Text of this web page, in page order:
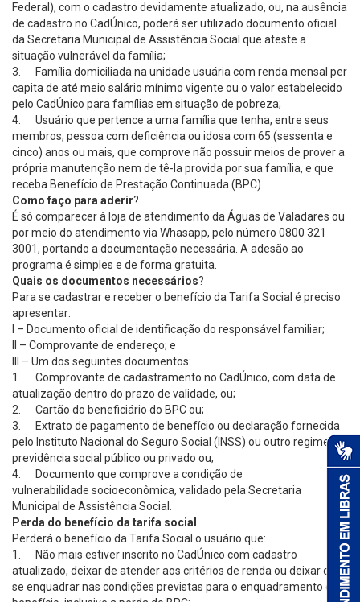
Federal), com o cadastro devidamente atualizado, ou, na ausência
de cadastro no CadÚnico, poderá ser utilizado documento oficial
da Secretaria Municipal de Assistência Social que ateste a
situação vulnerável da família;
3. Família domiciliada na unidade usuária com renda mensal per
capita de até meio salário mínimo vigente ou o valor estabelecido
pelo CadÚnico para famílias em situação de pobreza;
4. Usuário que pertence a uma família que tenha, entre seus
membros, pessoa com deficiência ou idosa com 65 (sessenta e
cinco) anos ou mais, que comprove não possuir meios de prover a
própria manutenção nem de tê-la provida por sua família, e que
receba Benefício de Prestação Continuada (BPC).
Como faço para aderir?
É só comparecer à loja de atendimento da Águas de Valadares ou
por meio do atendimento via Whasapp, pelo número 0800 321
3001, portando a documentação necessária. A adesão ao
programa é simples e de forma gratuita.
Quais os documentos necessários?
Para se cadastrar e receber o benefício da Tarifa Social é preciso
apresentar:
I – Documento oficial de identificação do responsável familiar;
II – Comprovante de endereço; e
III – Um dos seguintes documentos:
1. Comprovante de cadastramento no CadÚnico, com data de
atualização dentro do prazo de validade, ou;
2. Cartão do beneficiário do BPC ou;
3. Extrato de pagamento de benefício ou declaração fornecida
pelo Instituto Nacional do Seguro Social (INSS) ou outro regime de
previdência social público ou privado ou;
4. Documento que comprove a condição de
vulnerabilidade socioeconômica, validado pela Secretaria
Municipal de Assistência Social.
Perda do benefício da tarifa social
Perderá o benefício da Tarifa Social o usuário que:
1. Não mais estiver inscrito no CadÚnico com cadastro
atualizado, deixar de atender aos critérios de renda ou deixar de
se enquadrar nas condições previstas para o enquadramento do